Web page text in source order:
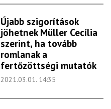
Újabb szigorítások
jöhetnek Müller Cecília
szerint, ha tovább
romlanak a
fertőzöttségi mutatók
2021.03.01. 14:35